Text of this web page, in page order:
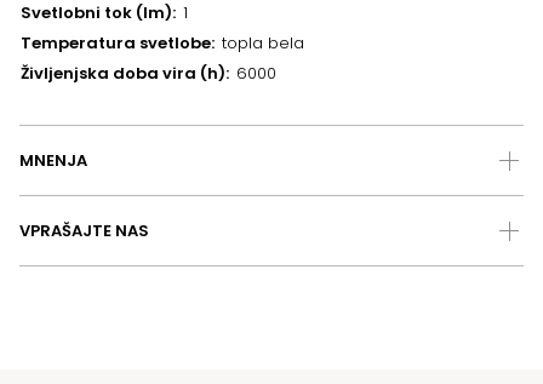
Svetlobni tok (lm) 1
Temperatura svetlobe topla bela
Življenjska doba vira (h) 6000
MNENJA
VPRAŠAJTE NAS